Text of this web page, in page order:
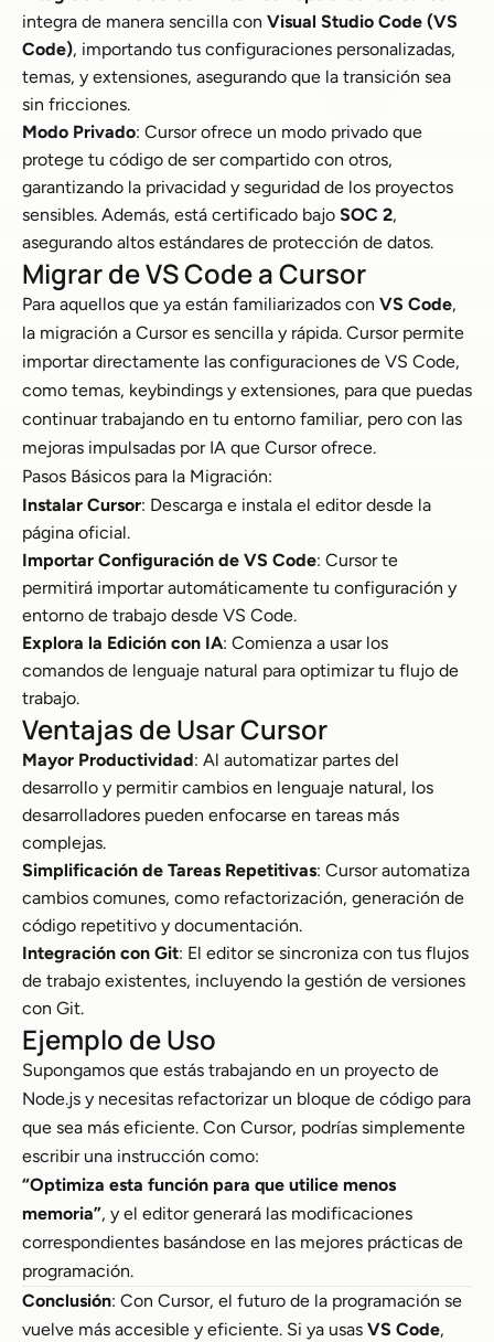
integra de manera sencilla con Visual Studio Code (VS
Code), importando tus configuraciones personalizadas,
temas, y extensiones, asegurando que la transición sea
sin fricciones.
Modo Privado: Cursor ofrece un modo privado que
protege tu código de ser compartido con otros,
garantizando la privacidad y seguridad de los proyectos
sensibles. Además, está certificado bajo SOC 2,
asegurando altos estándares de protección de datos.
Migrar de VS Code a Cursor
Para aquellos que ya están familiarizados con VS Code,
la migración a Cursor es sencilla y rápida. Cursor permite
importar directamente las configuraciones de VS Code,
como temas, keybindings y extensiones, para que puedas
continuar trabajando en tu entorno familiar, pero con las
mejoras impulsadas por IA que Cursor ofrece.
Pasos Básicos para la Migración:
Instalar Cursor: Descarga e instala el editor desde la
página oficial.
Importar Configuración de VS Code: Cursor te
permitirá importar automáticamente tu configuración y
entorno de trabajo desde VS Code.
Explora la Edición con IA: Comienza a usar los
comandos de lenguaje natural para optimizar tu flujo de
trabajo.
Ventajas de Usar Cursor
Mayor Productividad: Al automatizar partes del
desarrollo y permitir cambios en lenguaje natural, los
desarrolladores pueden enfocarse en tareas más
complejas.
Simplificación de Tareas Repetitivas: Cursor automatiza
cambios comunes, como refactorización, generación de
código repetitivo y documentación.
Integración con Git: El editor se sincroniza con tus flujos
de trabajo existentes, incluyendo la gestión de versiones
con Git.
Ejemplo de Uso
Supongamos que estás trabajando en un proyecto de
Node.js y necesitas refactorizar un bloque de código para
que sea más eficiente. Con Cursor, podrías simplemente
escribir una instrucción como:
“Optimiza esta función para que utilice menos
memoria”, y el editor generará las modificaciones
correspondientes basándose en las mejores prácticas de
programación.
Conclusión: Con Cursor, el futuro de la programación se
vuelve más accesible y eficiente. Si ya usas VS Code,